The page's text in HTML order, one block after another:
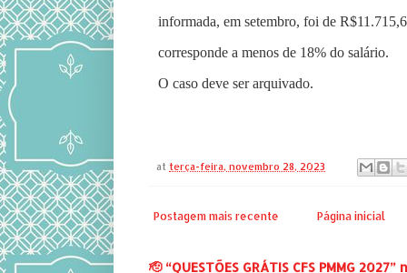
informada, em setembro, foi de
corresponde a menos de 18% do salário.
O caso deve ser arquivado.
at terça-feira, novembro 28, 2023
Postagem mais recente Página inicial
‎🫡 “QUESTÕES GRÁTIS CFS PMMG